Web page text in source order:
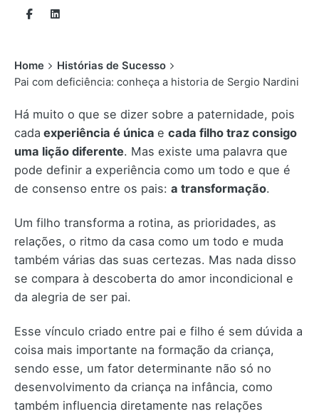
Home
Histórias de Sucesso
Pai com deficiência: conheça a historia de Sergio Nardini
Há muito o que se dizer sobre a paternidade, pois
cada experiência é única e cada filho traz consigo
uma lição diferente. Mas existe uma palavra que
pode definir a experiência como um todo e que é
de consenso entre os pais: a transformação.
Um filho transforma a rotina, as prioridades, as
relações, o ritmo da casa como um todo e muda
também várias das suas certezas. Mas nada disso
se compara à descoberta do amor incondicional e
da alegria de ser pai.
Esse vínculo criado entre pai e filho é sem dúvida a
coisa mais importante na formação da criança,
sendo esse, um fator determinante não só no
desenvolvimento da criança na infância, como
também influencia diretamente nas relações